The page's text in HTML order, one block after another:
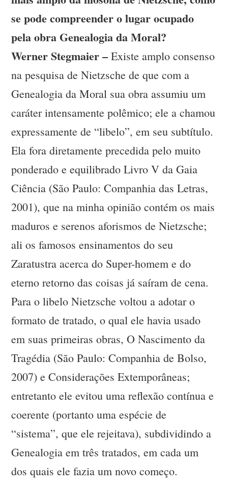
se pode compreender o lugar ocupado
pela obra Genealogia da Moral?
Werner Stegmaier – Existe amplo consenso
na pesquisa de Nietzsche de que com a
Genealogia da Moral sua obra assumiu um
caráter intensamente polêmico; ele a chamou
expressamente de “libelo”, em seu subtítulo.
Ela fora diretamente precedida pelo muito
ponderado e equilibrado Livro V da Gaia
Ciência (São Paulo: Companhia das Letras,
2001), que na minha opinião contém os mais
maduros e serenos aforismos de Nietzsche;
ali os famosos ensinamentos do seu
Zaratustra acerca do Super-homem e do
eterno retorno das coisas já saíram de cena.
Para o libelo Nietzsche voltou a adotar o
formato de tratado, o qual ele havia usado
em suas primeiras obras, O Nascimento da
Tragédia (São Paulo: Companhia de Bolso,
2007) e Considerações Extemporâneas;
entretanto ele evitou uma reflexão contínua e
coerente (portanto uma espécie de
“sistema”, que ele rejeitava), subdividindo a
Genealogia em três tratados, em cada um
dos quais ele fazia um novo começo.